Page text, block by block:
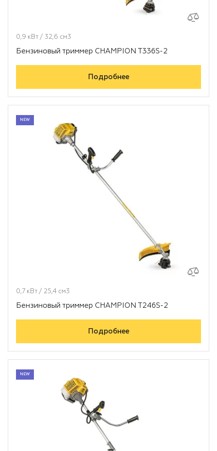
0,9 кВт / 32,6 см3
Бензиновый триммер CHAMPION T336S-2
Подробнее
NEW
0,7 кВт / 25,4 см3
Бензиновый триммер CHAMPION T246S-2
Подробнее
NEW